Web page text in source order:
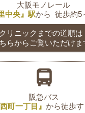
大阪モノレール
中央』駅から徒歩約5
クリニックまでの道順は
らからご覧いただけま
阪急バス
西町一丁目』 から徒歩